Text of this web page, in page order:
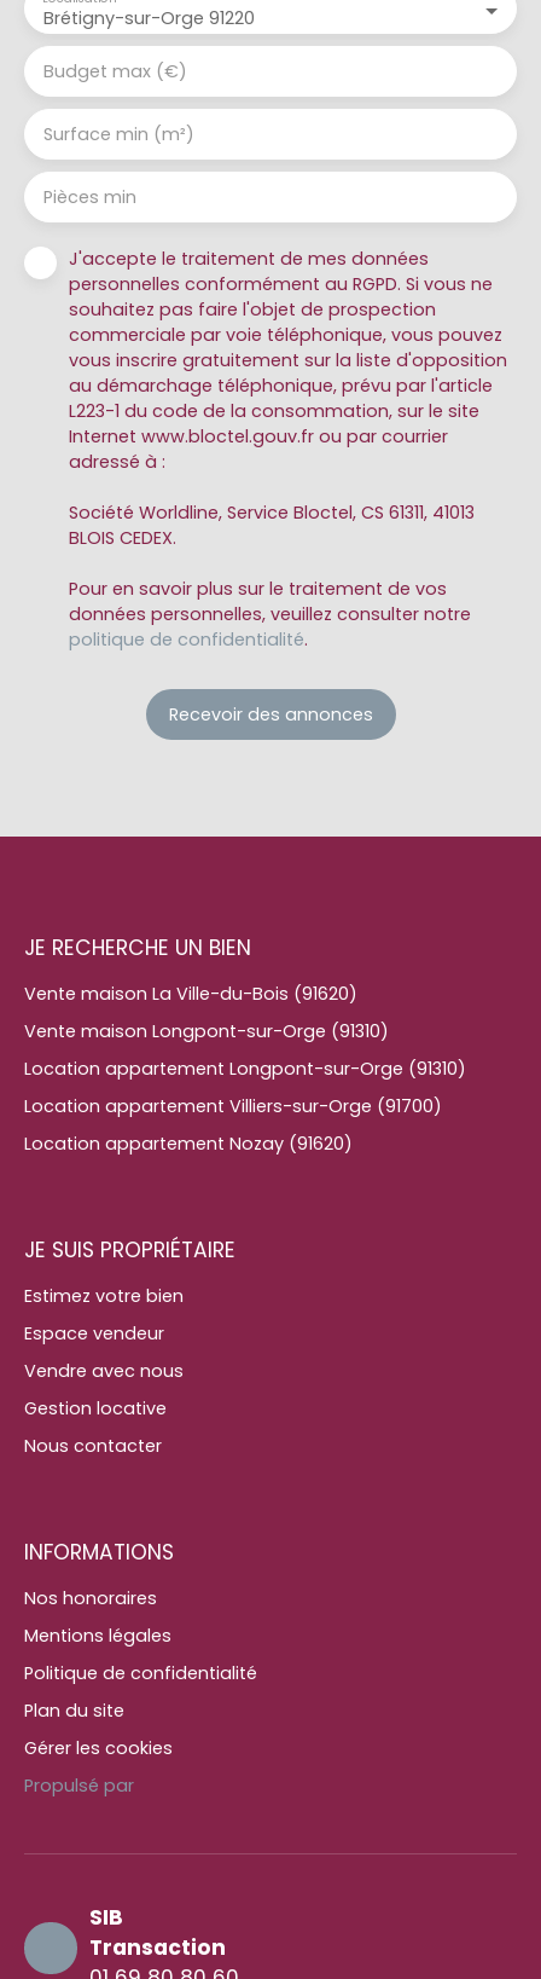
Brétigny-sur-Orge 91220
Budget max (€)
Surface min (m²)
Pièces min
J'accepte le traitement de mes données
personnelles conformément au RGPD. Si vous ne
souhaitez pas faire l'objet de prospection
commerciale par voie téléphonique, vous pouvez
vous inscrire gratuitement sur la liste d'opposition
au démarchage téléphonique, prévu par l'article
L223-1 du code de la consommation, sur le site
Internet www.bloctel.gouv.fr ou par courrier
adressé à :
Société Worldline, Service Bloctel, CS 61311, 41013
BLOIS CEDEX.
Pour en savoir plus sur le traitement de vos
données personnelles, veuillez consulter notre
politique de confidentialité.
Recevoir des annonces
JE RECHERCHE UN BIEN
Vente maison La Ville-du-Bois (91620)
Vente maison Longpont-sur-Orge (91310)
Location appartement Longpont-sur-Orge (91310)
Location appartement Villiers-sur-Orge (91700)
Location appartement Nozay (91620)
JE SUIS PROPRIÉTAIRE
Estimez votre bien
Espace vendeur
Vendre avec nous
Gestion locative
Nous contacter
INFORMATIONS
Nos honoraires
Mentions légales
Politique de confidentialité
Plan du site
Gérer les cookies
Propulsé par
SIB
Transaction